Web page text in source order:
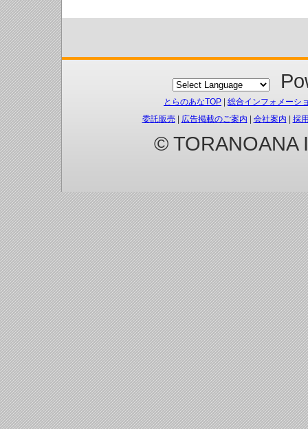
とらのあなTOP
総合インフォメーシ
委託販売| 広告掲載のご案内 会社案内 採
© TORANOANA